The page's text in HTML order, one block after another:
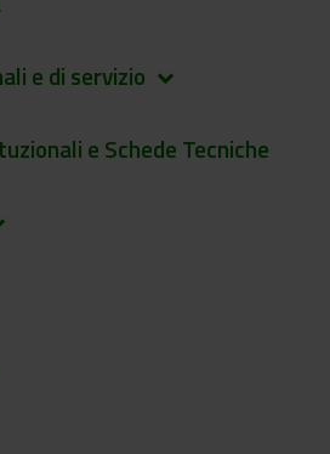
e di servizio keyboard_arrow_down
e Schede Tecniche